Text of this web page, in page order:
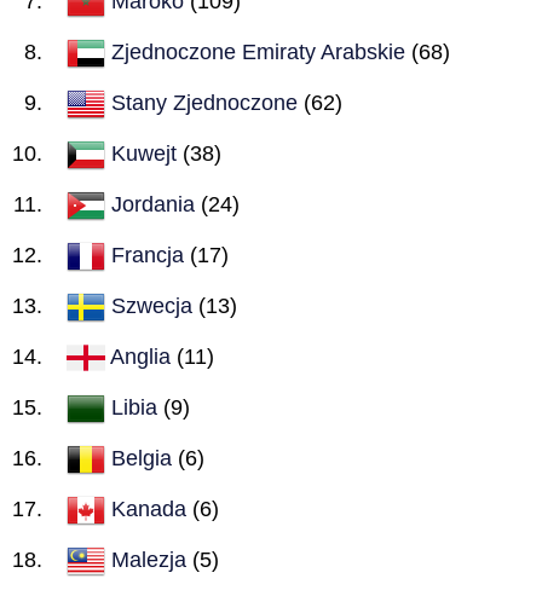
Zjednoczone Emiraty Arabskie (68)
Stany Zjednoczone (62)
Kuwejt (38)
Jordania (24)
Francja (17)
Szwecja (13)
Anglia (11)
Libia (9)
Belgia (6)
Kanada (6)
Malezja (5)